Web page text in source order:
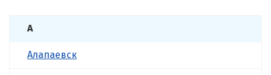
А
Алапаевск